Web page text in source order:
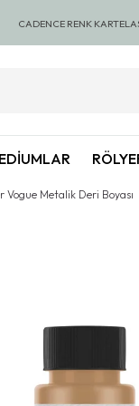
🚚 1000 TL ve Üzeri
CADENCE RENK
Vogue Metalik Deri Boyası